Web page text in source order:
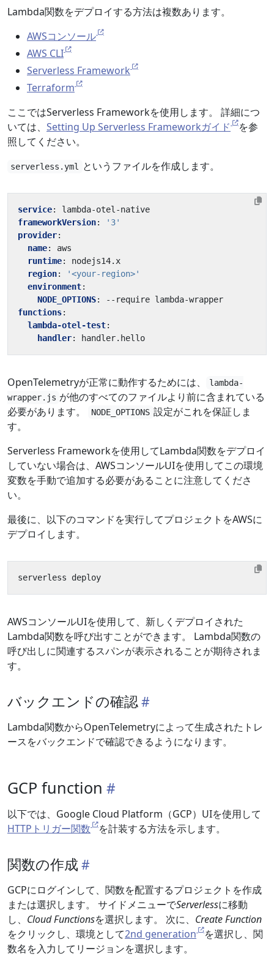
Lambda関数をデプロイする方法は複数あります。
AWSコンソール
AWS CLI
Serverless Framework
Terraform
ここではServerless Frameworkを使用します。 詳細につ
いては、 Setting Up Serverless Frameworkガイド
を参
照してください。
serverless.yml というファイルを作成します。
service:
lambda-otel-native
frameworkVersion:
'3'
provider:
name:
aws
runtime:
nodejs14.x
region:
'<your-region>'
environment:
NODE_OPTIONS: -- require lambda-wrapper
functions:
lambda-otel-test:
handler: handler.hello
OpenTelemetryが正常に動作するためには、
lambda-
wrapper.js が他のすべてのファイルより前に含まれている
必要があります。
NODE_OPTIONS 設定がこれを保証しま
す。
Serverless Frameworkを使用してLambda関数をデプロイ
していない場合は、AWSコンソールUIを使用してこの環境
変数を手動で追加する必要があることに注意してくださ
い。
最後に、以下のコマンドを実行してプロジェクトをAWSに
デプロイします。
AWSコンソールUIを使用して、新しくデプロイされた
Lambda関数を呼び出すことができます。 Lambda関数の
呼び出しに関連するスパンが表示されることが期待されま
す。
バックエンドの確認
Lambda関数からOpenTelemetryによって生成されたトレ
ースをバックエンドで確認できるようになります。
GCP function
以下では、Google Cloud Platform（GCP）UIを使用して
HTTPトリガー関数
を計装する方法を示します。
関数の作成
GCPにログインして、関数を配置するプロジェクトを作成
または選択します。 サイドメニューでServerlessに移動
し、 Cloud Functionsを選択します。 次に、 Create Function
をクリックし、環境として2nd generation
を選択し、関
数名を入力してリージョンを選択します。